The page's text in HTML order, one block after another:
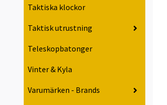
Taktiska klockor
Taktisk utrustning
Teleskopbatonger
Vinter & Kyla
Varumärken - Brands